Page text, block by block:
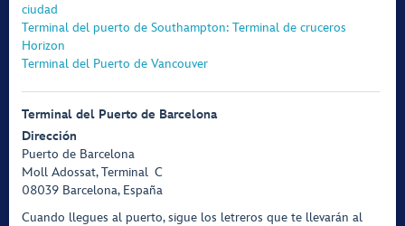
ciudad
Terminal del puerto de Southampton: Terminal de cruceros
Horizon
Terminal del Puerto de Vancouver
Terminal del Puerto de Barcelona
Dirección
Puerto de Barcelona
Moll Adossat, Terminal C
08039 Barcelona, España
Cuando llegues al puerto, sigue los letreros que te llevarán al